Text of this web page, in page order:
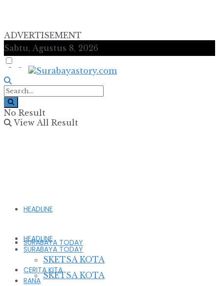
ADVERTISEMENT
Sabtu, Agustus 8, 2026
No Result
View All Result
HEADLINE
SURABAYA TODAY
SKETSA KOTA
HEADLINE
SURABAYA TODAY
SKETSA KOTA
CERITA KITA
RANA